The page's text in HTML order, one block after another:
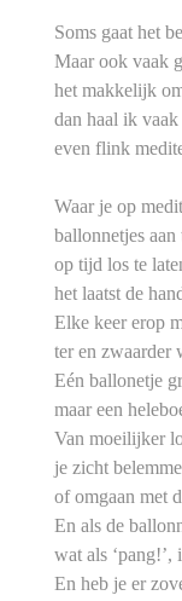
Soms gaat het
Maar ook vaak
het makkelijk
dan haal ik
even flink
Waar je op
ballonnetjes
op tijd los te
het laatst de
Elke keer erop
ter en zwaarder
Eén ballonetje
maar een
Van moeilijker
je zicht
of omgaan met
En als de
wat als
En heb je er